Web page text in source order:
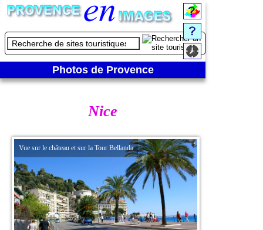
Photos de Provence
Nice
Vue sur le château et sur la Tour Bellanda